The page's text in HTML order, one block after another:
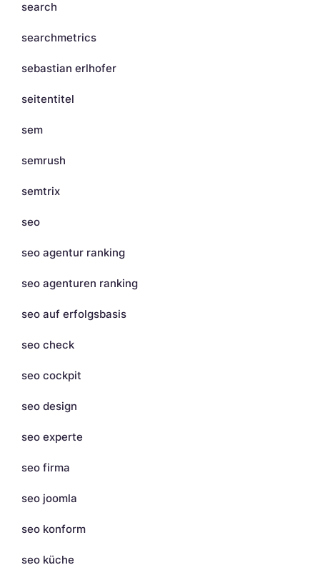
search
searchmetrics
sebastian erlhofer
seitentitel
sem
semrush
semtrix
seo
seo agentur ranking
seo agenturen ranking
seo auf erfolgsbasis
seo check
seo cockpit
seo design
seo experte
seo firma
seo joomla
seo konform
seo küche